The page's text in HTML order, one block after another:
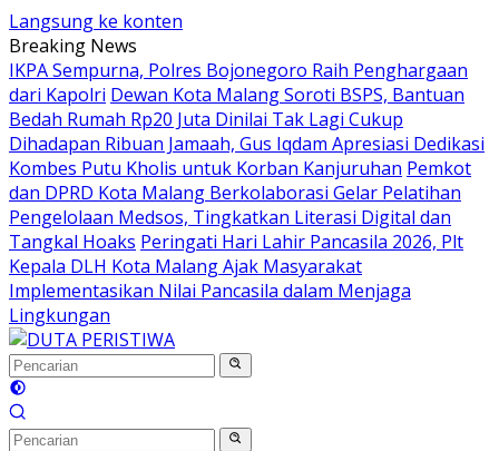
Langsung ke konten
Breaking News
IKPA Sempurna, Polres Bojonegoro Raih Penghargaan
dari Kapolri Dewan Kota Malang Soroti BSPS, Bantuan
Bedah Rumah Rp20 Juta Dinilai Tak Lagi Cukup
Dihadapan Ribuan Jamaah, Gus Iqdam Apresiasi Dedikasi
Kombes Putu Kholis untuk Korban Kanjuruhan Pemkot
dan DPRD Kota Malang Berkolaborasi Gelar Pelatihan
Pengelolaan Medsos, Tingkatkan Literasi Digital dan
Tangkal Hoaks Peringati Hari Lahir Pancasila 2026, Plt
Kepala DLH Kota Malang Ajak Masyarakat
Implementasikan Nilai Pancasila dalam Menjaga
Lingkungan